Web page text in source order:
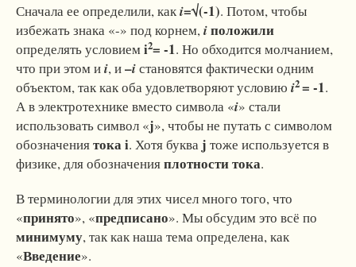
Сначала ее определили, какi=√(-1). Потом, чтобы
избежать знака «-» под корнем,iположили
определять условиемi2= -1. Но обходится молчанием,
что при этом иi, и–iстановятся фактически одним
объектом, так как оба удовлетворяют условию i2= -1.
А в электротехнике вместо символа «i» стали
использовать символ «j», чтобы не путать с символом
обозначениятокаi. Хотя буква j тоже используется в
физике, для обозначенияплотности тока.
В терминологии для этих чисел много того, что
«принято», «предписано». Мы обсудим это всё по
минимуму, так как наша тема определена, как
«Введение».